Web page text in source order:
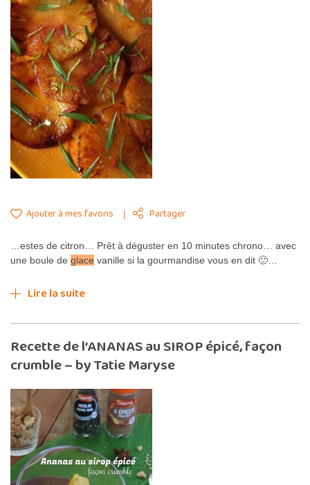
Ajouter à mes favoris Partager
…estes de citron… Prêt à déguster en 10 minutes chrono… avec
une boule de glace vanille si la gourmandise vous en dit 🙂…
Lire la suite
Recette de l’ANANAS au SIROP épicé, façon
crumble – by Tatie Maryse